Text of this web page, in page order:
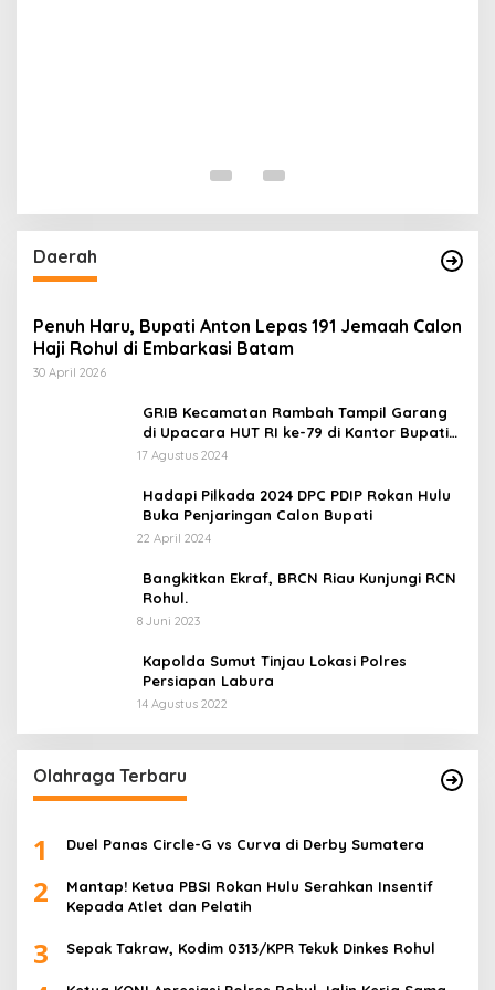
Daerah
Penuh Haru, Bupati Anton Lepas 191 Jemaah Calon
Haji Rohul di Embarkasi Batam
30 April 2026
GRIB Kecamatan Rambah Tampil Garang
di Upacara HUT RI ke-79 di Kantor Bupati
Rokan Hulu!
17 Agustus 2024
Hadapi Pilkada 2024 DPC PDIP Rokan Hulu
Buka Penjaringan Calon Bupati
22 April 2024
Bangkitkan Ekraf, BRCN Riau Kunjungi RCN
Rohul.
8 Juni 2023
Kapolda Sumut Tinjau Lokasi Polres
Persiapan Labura
14 Agustus 2022
Olahraga Terbaru
1 Duel Panas Circle-G vs Curva di Derby Sumatera
2
Mantap! Ketua PBSI Rokan Hulu Serahkan Insentif
Kepada Atlet dan Pelatih
3 Sepak Takraw, Kodim 0313/KPR Tekuk Dinkes Rohul